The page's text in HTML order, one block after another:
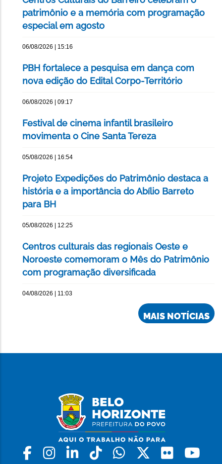
patrimônio e a memória com programação
especial em agosto
06/08/2026 | 15:16
PBH fortalece a pesquisa em dança com
nova edição do Edital Corpo-Território
06/08/2026 | 09:17
Festival de cinema infantil brasileiro
movimenta o Cine Santa Tereza
05/08/2026 | 16:54
Projeto Expedições do Patrimônio destaca a
história e a importância do Abílio Barreto
para BH
05/08/2026 | 12:25
Centros culturais das regionais Oeste e
Noroeste comemoram o Mês do Patrimônio
com programação diversificada
04/08/2026 | 11:03
MAIS NOTÍCIAS
Facebook
Instagram
LinkedinTiktokWhatsapp
X Flickr